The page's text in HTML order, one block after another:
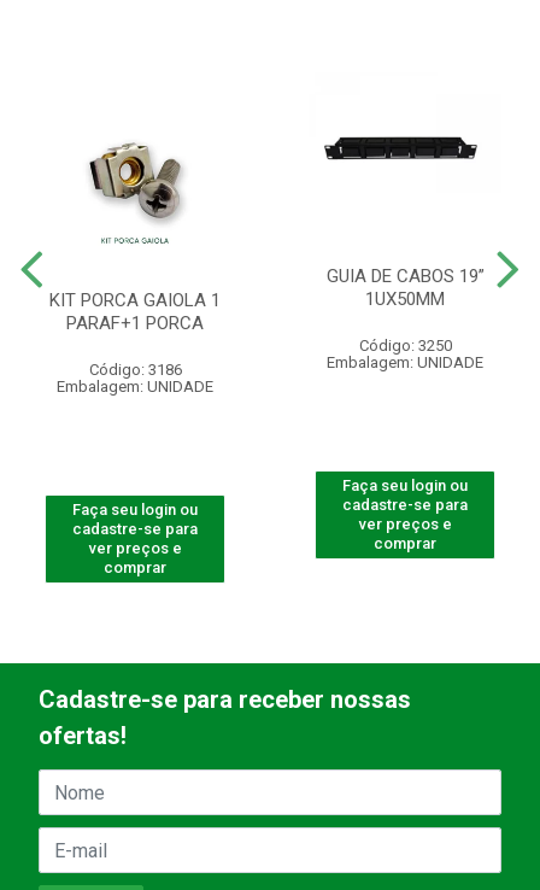
KIT PORCA GAIOLA 1
PARAF+1 PORCA
Código: 3186
Embalagem: UNIDADE
Faça seu login ou
cadastre-se para
ver preços e
comprar
GUIA DE CABOS 19”
1UX50MM
Código: 3250
Embalagem: UNIDADE
Faça seu login ou
cadastre-se para
ver preços e
comprar
Cadastre-se para receber nossas
ofertas!